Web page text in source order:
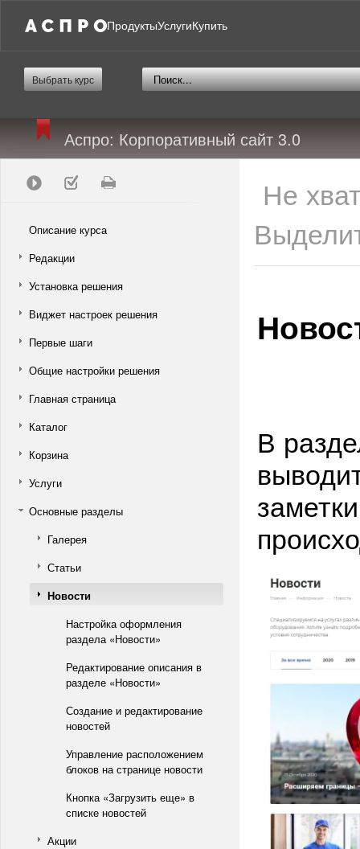
ПродуктыУслугиКупить
Выбрать курс
Аспро: Корпоративный сайт 3.0
Описание курса
Редакции
Установка решения
Виджет настроек решения
Первые шаги
Общие настройки решения
Главная страница
Каталог
Корзина
Услуги
Основные разделы
Галерея
Статьи
Новости
Настройка оформления
раздела «Новости»
Редактирование описания в
разделе «Новости»
Создание и редактирование
новостей
Управление расположением
блоков на странице новости
Кнопка «Загрузить еще» в
списке новостей
Акции
Не
В